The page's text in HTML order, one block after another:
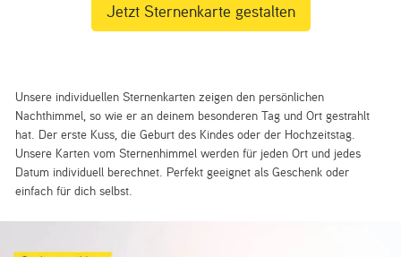
Unsere individuellen Sternenkarten zeigen den persönlichen
Nachthimmel, so wie er an deinem besonderen Tag und Ort gestrahlt
hat. Der erste Kuss, die Geburt des Kindes oder der Hochzeitstag.
Unsere Karten vom Sternenhimmel werden für jeden Ort und jedes
Datum individuell berechnet. Perfekt geeignet als Geschenk oder
einfach für dich selbst.